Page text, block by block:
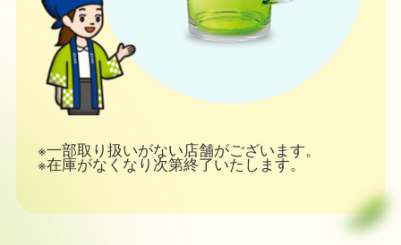
※一部取り扱いがない店舗がございます。
※在庫がなくなり次第終了いたします。